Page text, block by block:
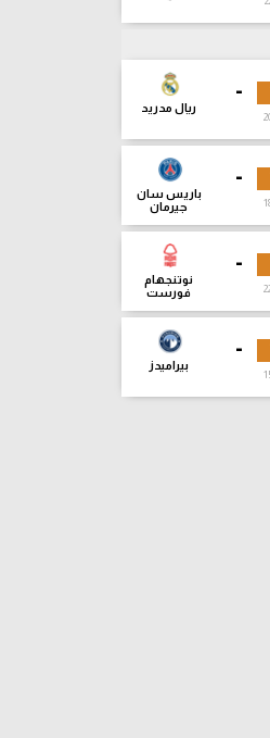
-
ريال مدريد
-
باريس سان
جيرمان
-
نوتنجهام
فورست
-
بيراميدز